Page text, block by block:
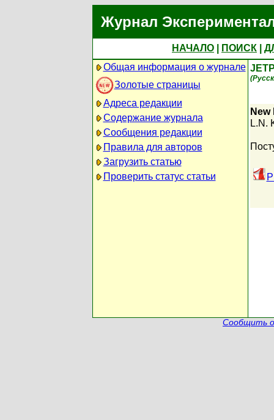
Журнал
НАЧАЛО ПОИСК
Общая информация о журнале
Золотые страницы
Адреса редакции
Содержание журнала
Сообщения редакции
Правила для авторов
Загрузить статью
Проверить статус статьи
L.N.
Сообщить о